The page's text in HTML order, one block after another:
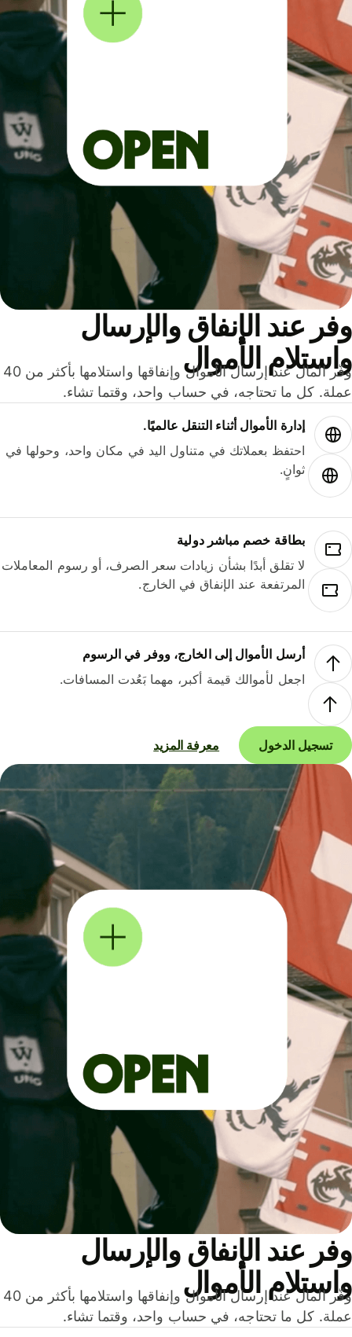
عند الإنفاق والإرسال
الأموال
وفّر المال عند إرسال الأموال وإنفاقها واستلامها بأكثر من 40
كل ما تحتاجه، في حساب واحد، وقتما تشاء.
إدارة الأموال أثناء التنقل عالميًا.
احتفظ بعملاتك في متناول اليد في مكان واحد، وحولها في
ثوانٍ.
بطاقة خصم مباشر دولية
لا تقلق أبدًا بشأن زيادات سعر الصرف، أو رسوم المعاملات
المرتفعة عند الإنفاق في الخارج.
أرسل الأموال إلى الخارج، ووفر في الرسوم
اجعل لأموالك قيمة أكبر، مهما بَعُدت المسافات.
تسجيل الدخول معرفة المزيد
عند الإنفاق والإرسال
الأموال
وفّر المال عند إرسال الأموال وإنفاقها واستلامها بأكثر من 40
كل ما تحتاجه، في حساب واحد، وقتما تشاء.